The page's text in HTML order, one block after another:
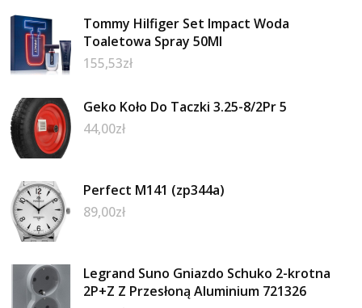
Tommy Hilfiger Set Impact Woda
Toaletowa Spray 50Ml
155,53zł
Geko Koło Do Taczki 3.25-8/2Pr 5
44,00zł
Perfect M141 (zp344a)
89,00zł
Legrand Suno Gniazdo Schuko 2-krotna
2P+Z Z Przesłoną Aluminium 721326